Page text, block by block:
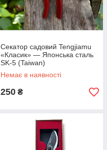
Секатор садовий Tengjiamu
«Класик» — Японська сталь
SK-5 (Taiwan)
Немає в наявності
250 ₴